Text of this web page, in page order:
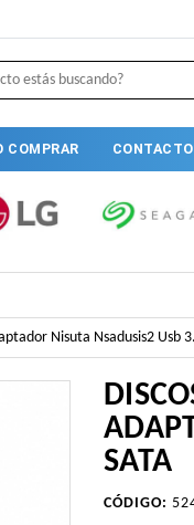
COMPRAR CONTACTO
Nisuta Nsadusis2 Usb
SATA
CÓDIGO: